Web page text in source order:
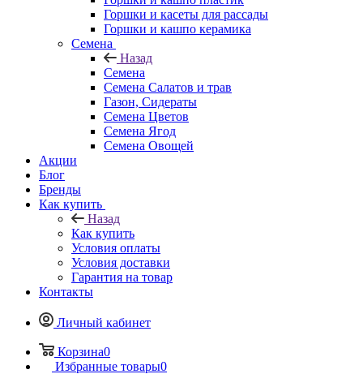
Горшки и касеты для рассады
Горшки и кашпо керамика
Семена
Назад
Семена
Семена Салатов и трав
Газон, Сидераты
Семена Цветов
Семена Ягод
Семена Овощей
Акции
Блог
Бренды
Как купить
Назад
Как купить
Условия оплаты
Условия доставки
Гарантия на товар
Контакты
Личный кабинет
Корзина0
Избранные товары0